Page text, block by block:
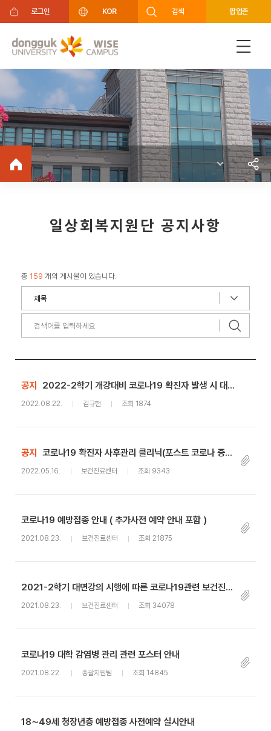
주메뉴 바로가기
푸터 바로가기
로그인 KOR 검색 팝업존
일상회복지원단 공지사항
총 159 개의 게시물이 있습니다.
공지 2022-2학기 개강대비 코로나19 확진자 발생 시 대응체계도 안내
2022.08.22. 김규헌 조회 1874
공지 코로나19 확진자 사후관리 클리닉(포스트 코로나 증후군 클리닉) 운영 안내
2022.05.16. 보건진료센터 조회 9343
코로나19 예방접종 안내 ( 추가사전 예약 안내 포함 )
2021.08.23. 보건진료센터 조회 21875
2021-2학기 대면강의 시행에 따른 코로나19관련 보건진료센터 대응지침 안내
2021.08.23. 보건진료센터 조회 34078
코로나19 대학 감염병 관리 관련 포스터 안내
2021.08.22. 총괄지원팀 조회 14845
18∼49세 청장년층 예방접종 사전예약 실시안내